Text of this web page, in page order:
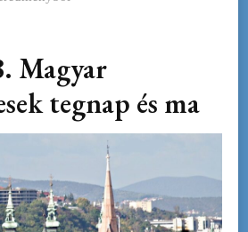
Magyar
tegnap és ma